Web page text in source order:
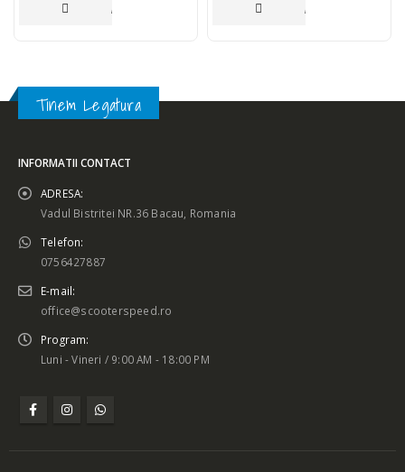
ADAUGĂ ÎN COȘ ADAUGĂ ÎN COȘ
Tinem Legatura
INFORMATII CONTACT
ADRESA:
Vadul Bistritei NR.36 Bacau, Romania
Telefon:
0756427887
E-mail:
office@scooterspeed.ro
Program:
Luni - Vineri / 9:00 AM - 18:00 PM